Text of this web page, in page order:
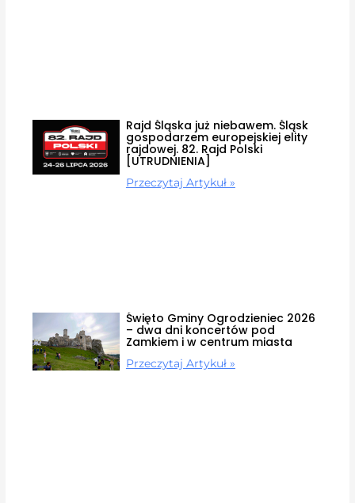
Rajd Śląska już niebawem. Śląsk
gospodarzem europejskiej elity
rajdowej. 82. Rajd Polski
[UTRUDNIENIA]
Przeczytaj Artykuł »
Święto Gminy Ogrodzieniec 2026
– dwa dni koncertów pod
Zamkiem i w centrum miasta
Przeczytaj Artykuł »